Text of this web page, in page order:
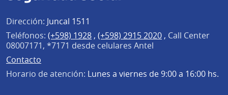
Dirección: Juncal 1511
Teléfonos: (+598) 1928 , (+598) 2915 2020 , Call Center
08007171, *7171 desde celulares Antel
Contacto
Horario de atención: Lunes a viernes de 9:00 a 16:00 hs.